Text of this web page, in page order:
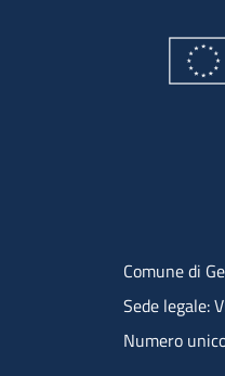
Comune di
Sede legale:
Numero